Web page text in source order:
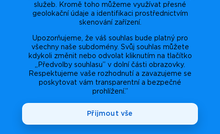
služeb. Kromě toho můžeme využívat přesné
geolokační údaje a identifikaci prostřednictvím
skenování zařízení.
Upozorňujeme, že váš souhlas bude platný pro
všechny naše subdomény. Svůj souhlas můžete
kdykoli změnit nebo odvolat kliknutím na tlačítko
„Předvolby souhlasu” v dolní části obrazovky.
Respektujeme vaše rozhodnutí a zavazujeme se
poskytovat vám transparentní a bezpečné
prohlížení.”
Přijmout vše